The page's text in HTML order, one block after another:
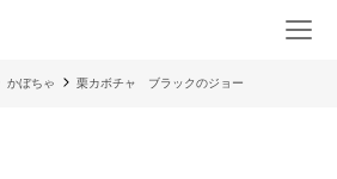
かぼちゃ 栗カボチャ ブラックのジョー